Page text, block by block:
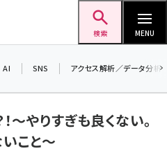
検索 MENU
AI SNS アクセス解析／データ分析
～やりすぎも良くない。
こと～
＼